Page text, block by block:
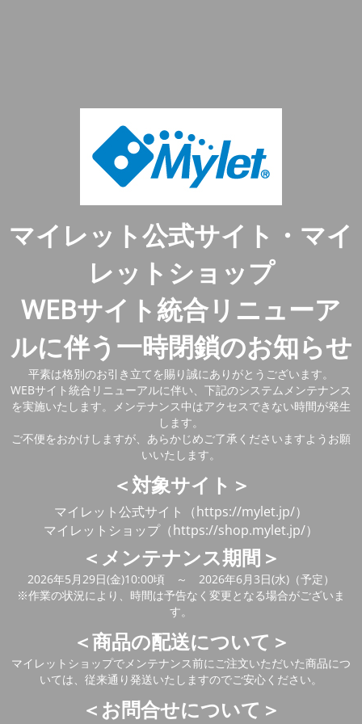
マイレット公式サイト・マイ
レットショップ
WEBサイト統合リニューア
ルに伴う一時閉鎖のお知らせ
平素は格別のお引き立てを賜り誠にありがとうございます。
WEBサイト統合リニューアルに伴い、下記のシステムメンテナンス
を実施いたします。メンテナンス中はアクセスできない時間が発生
します。
ご不便をおかけしますが、あらかじめご了承くださいますようお願
いいたします。
＜対象サイト＞
マイレット公式サイト（https://mylet.jp/）
マイレットショップ（https://shop.mylet.jp/）
＜メンテナンス期間＞
2026年5月29日(金)10:00頃 ～ 2026年6月3日(水)（予定）
※作業の状況により、時間は予告なく変更となる場合がございま
す。
＜商品の配送について＞
マイレットショップでメンテナンス前にご注文いただいた商品につ
いては、従来通り発送いたしますのでご安心ください。
＜お問合せについて＞